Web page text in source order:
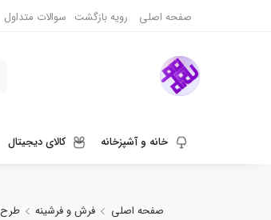
صفحه اصلی رویه بازگشت سوالات متداول
خانه و آشپزخانه کالای دیجیتال
صفحه اصلی فرش و فرشینه طرح